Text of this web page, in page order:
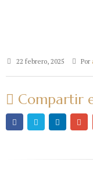
22 febrero, 2025 Por
Compartir